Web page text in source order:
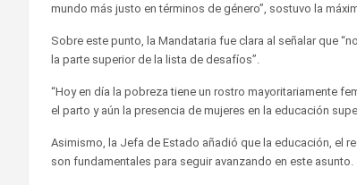
mundo más justo en términos de género”, sostuvo la
Sobre este punto, la Mandataria fue clara al señalar que
la parte superior de la lista de desafíos”.
“Hoy en día la pobreza tiene un rostro mayoritariamente
el parto y aún la presencia de mujeres en la educación
Asimismo, la Jefa de Estado añadió que la educación, el
son fundamentales para seguir avanzando en este asunto.